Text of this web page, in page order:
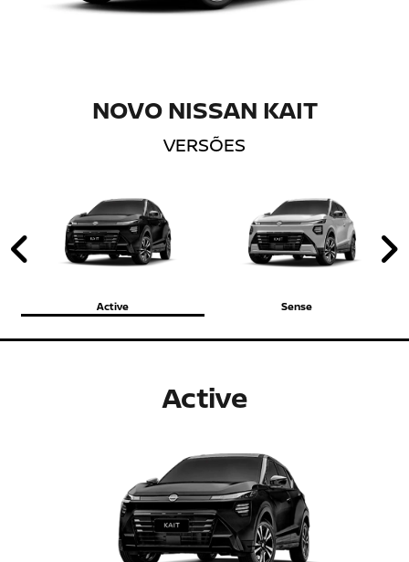
NOVO NISSAN KAIT
VERSÕES
Active Sense
Anterior
Active